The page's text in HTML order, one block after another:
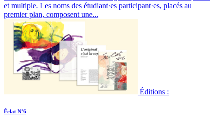
et multiple. Les noms des étudiant·es participant·es, placés au
premier plan, composent une...
Éditions :
Éclat N°6